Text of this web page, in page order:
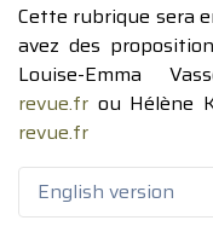
Cette rubrique sera
avez des
Louise-Emma
revue.fr ou Hélène
revue.fr
English version